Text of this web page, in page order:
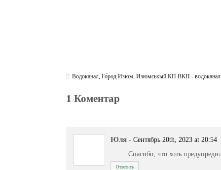
Водоканал,Го́род Изюм,Изюмськый КП ВКП - водоканал
1 Коментар
Юля - Сентябрь 20th, 2023 at 20:54
Спасибо, что хоть
Ответить